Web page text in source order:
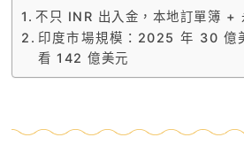
不只 INR 出入金，本地訂單簿 +
印度市場規模：2025 年 30 億
看 142 億美元